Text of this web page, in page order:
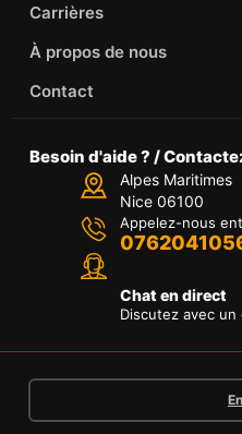
Carrières
À propos de nous
Contact
Besoin d'aide ? /
Alpes Maritimes
Nice 06100
Appelez-nous
Chat en direct
Discutez avec un
En